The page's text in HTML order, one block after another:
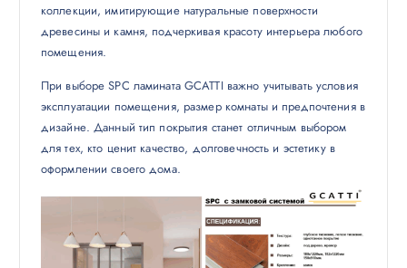
коллекции, имитирующие натуральные поверхности
древесины и камня, подчеркивая красоту интерьера любого
помещения.
При выборе SPC ламината GCATTI важно учитывать условия
эксплуатации помещения, размер комнаты и предпочтения в
дизайне. Данный тип покрытия станет отличным выбором
для тех, кто ценит качество, долговечность и эстетику в
оформлении своего дома.